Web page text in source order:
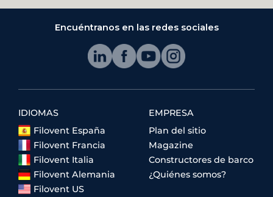
Encuéntranos en las redes sociales
IDIOMAS
Filovent España
Filovent Francia
Filovent Italia
Filovent Alemania
Filovent US
EMPRESA
Plan del sitio
Magazine
Constructores de barco
¿Quiénes somos?